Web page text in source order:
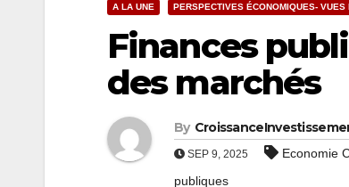
A LA UNE PERSPECTIVES ÉCONOMIQUES- VUES
Finances
des marchés
By
SEP 9, 2025 Economie
publiques